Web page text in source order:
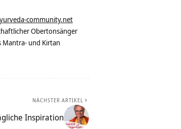
community.net
Obertonsänger
Mantra- und Kirtan
NÄCHSTER ARTIKEL
Inspiration